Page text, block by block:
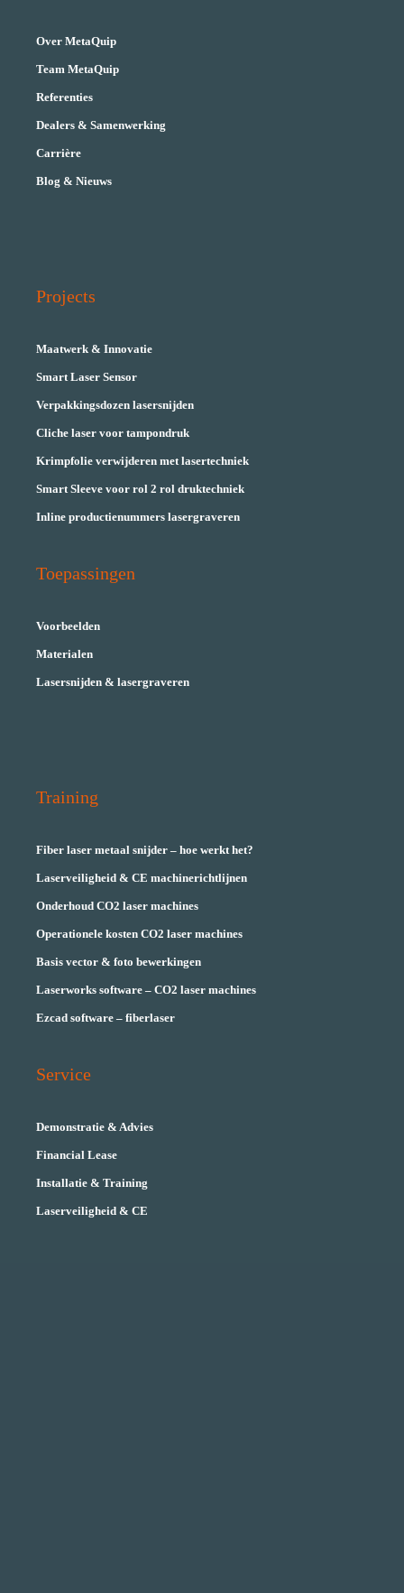
Over MetaQuip
Team MetaQuip
Referenties
Dealers & Samenwerking
Carrière
Blog & Nieuws
Projects
Maatwerk & Innovatie
Smart Laser Sensor
Verpakkingsdozen lasersnijden
Cliche laser voor tampondruk
Krimpfolie verwijderen met lasertechniek
Smart Sleeve voor rol 2 rol druktechniek
Inline productienummers lasergraveren
Toepassingen
Voorbeelden
Materialen
Lasersnijden & lasergraveren
Training
Fiber laser metaal snijder – hoe werkt het?
Laserveiligheid & CE machinerichtlijnen
Onderhoud CO2 laser machines
Operationele kosten CO2 laser machines
Basis vector & foto bewerkingen
Laserworks software – CO2 laser machines
Ezcad software – fiberlaser
Service
Demonstratie & Advies
Financial Lease
Installatie & Training
Laserveiligheid & CE